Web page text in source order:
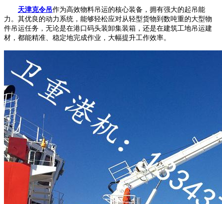
天津克令吊作为高效物料吊运的核心装备，拥有强大的起吊能
力。其优良的动力系统，能够轻松应对从轻型货物到数吨重的大型物
件吊运任务，无论是在港口码头装卸集装箱，还是在建筑工地吊运建
材，都能精准、稳定地完成作业，大幅提升工作效率。